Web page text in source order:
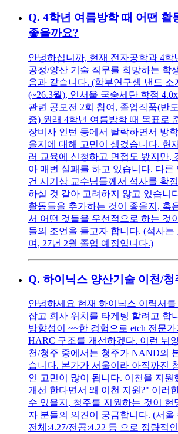
Q. 4학년 여름방학 때 어떤 활
좋을까요?
안녕하십니까, 현재 전자공학과 4학
공정/양산 기술 직무를 희망하는 학
음과 같습니다. (학부연구생 낸드 소
(~26.3월), 인서울 국숭세단 학점
관련 공모전 2회 참여, 졸업작품(반
중) 원래 4학년 여름방학 때 목표로
장비사 인턴 등에서 탈락하면서 방
을지에 대해 고민이 생겼습니다. 현
러 교육에 신청하고 면접도 봤지만,
아 매번 실패를 하고 있습니다. 다른
건 시기상 교수님들께서 석사를 확
하실 것 같아 고려하지 않고 있습니
활동들을 추가하는 것이 좋을지, 혹
서 어떤 것들을 우선적으로 하는 것
들의 조언을 듣고자 합니다. (석사는
며, 27년 2월 졸업 예정입니다.)
Q. 하이닉스 양산기술 이천/청
안녕하세요 현재 하이닉스 이력서
잡고 회사 위치를 타게팅 할려고 합
방향성이 ~~한 경험으로 etch 전문
HARC 구조를 개선하겠다. 이런 뉘
천/청주 중에서는 청주가 NAND의
습니다. 본가가 서울이라 아직까진
인 고민이 많이 됩니다. 이천을 지
개선 한다면서 왜 이천 지원?" 이러
수 있을지, 청주를 지원하는 것이 현
자 분들의 의견이 궁금합니다. (서울
전체:4.27/전공:4.22 등 으로 정량적